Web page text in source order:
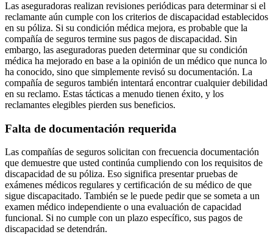
Las aseguradoras realizan revisiones periódicas para determinar si el
reclamante aún cumple con los criterios de discapacidad establecidos
en su póliza. Si su condición médica mejora, es probable que la
compañía de seguros termine sus pagos de discapacidad. Sin
embargo, las aseguradoras pueden determinar que su condición
médica ha mejorado en base a la opinión de un médico que nunca lo
ha conocido, sino que simplemente revisó su documentación. La
compañía de seguros también intentará encontrar cualquier debilidad
en su reclamo. Estas tácticas a menudo tienen éxito, y los
reclamantes elegibles pierden sus beneficios.
Falta de documentación requerida
Las compañías de seguros solicitan con frecuencia documentación
que demuestre que usted continúa cumpliendo con los requisitos de
discapacidad de su póliza. Eso significa presentar pruebas de
exámenes médicos regulares y certificación de su médico de que
sigue discapacitado. También se le puede pedir que se someta a un
examen médico independiente o una evaluación de capacidad
funcional. Si no cumple con un plazo específico, sus pagos de
discapacidad se detendrán.